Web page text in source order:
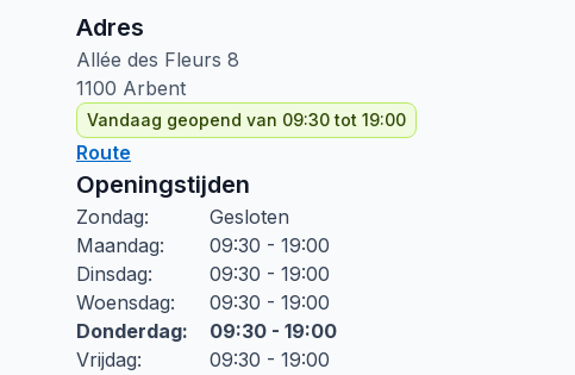
Adres
Allée des Fleurs 8
1100 Arbent
Vandaag geopend van 09:30 tot 19:00
Route
Openingstijden
Zondag:
Gesloten
Maandag:
09:30 - 19:00
Dinsdag:
09:30 - 19:00
Woensdag:
09:30 - 19:00
Donderdag:
09:30 - 19:00
Vrijdag:
09:30 - 19:00